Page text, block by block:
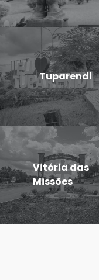
Tuparendi
Vitória das
Missões